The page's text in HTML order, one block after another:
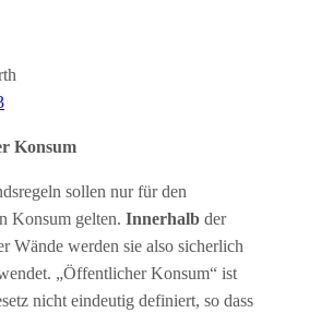
Konsum
sollen nur für den
Konsum gelten.Innerhalb der
Wände werden sie also sicherlich
„Öffentlicher Konsum“ ist
nicht eindeutig definiert, so dass